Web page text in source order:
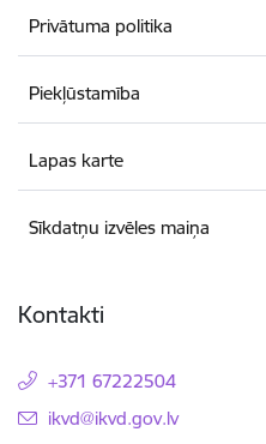
Privātuma politika
Piekļūstamība
Lapas karte
Sīkdatņu izvēles maiņa
Kontakti
+371 67222504
E-pasts:
ikvd@ikvd.gov.lv